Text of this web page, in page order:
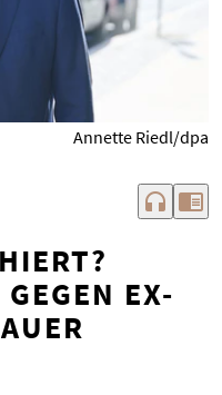
Annette Riedl/dpa
headphones chrome_reader_mode
EX-